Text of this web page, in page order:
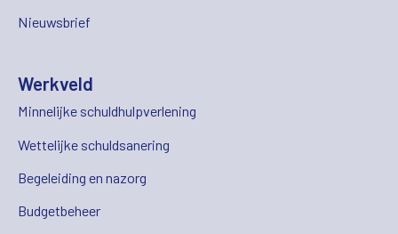
Nieuwsbrief
Werkveld
Minnelijke schuldhulpverlening
Wettelijke schuldsanering
Begeleiding en nazorg
Budgetbeheer